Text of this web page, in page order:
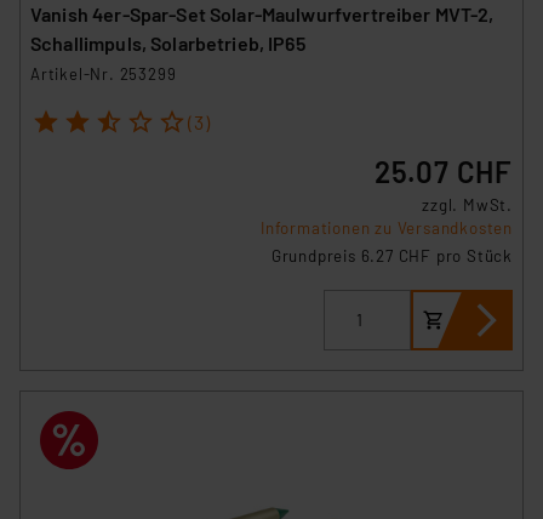
Vanish 4er-Spar-Set Solar-Maulwurfvertreiber MVT-2,
Schallimpuls, Solarbetrieb, IP65
Artikel-Nr. 253299
1 2 3 4 5 (3)
25.07 CHF
zzgl. MwSt.
Informationen zu Versandkosten
Grundpreis 6.27 CHF pro Stück